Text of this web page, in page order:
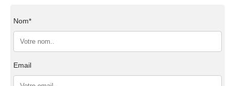
Nom*
Email